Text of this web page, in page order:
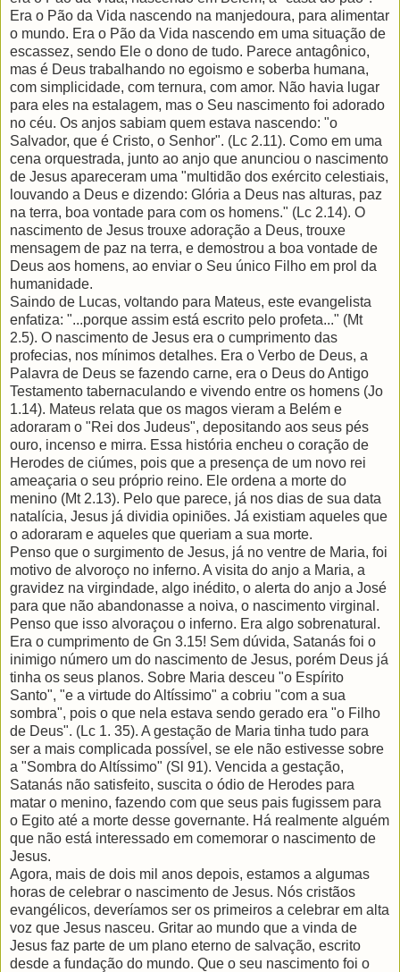
Era o Pão da Vida nascendo na manjedoura, para alimentar
o mundo. Era o Pão da Vida nascendo em uma situação de
escassez, sendo Ele o dono de tudo. Parece antagônico,
mas é Deus trabalhando no egoismo e soberba humana,
com simplicidade, com ternura, com amor. Não havia lugar
para eles na estalagem, mas o Seu nascimento foi adorado
no céu. Os anjos sabiam quem estava nascendo: "o
Salvador, que é Cristo, o Senhor". (Lc 2.11). Como em uma
cena orquestrada, junto ao anjo que anunciou o nascimento
de Jesus apareceram uma "multidão dos exército celestiais,
louvando a Deus e dizendo: Glória a Deus nas alturas, paz
na terra, boa vontade para com os homens." (Lc 2.14). O
nascimento de Jesus trouxe adoração a Deus, trouxe
mensagem de paz na terra, e demostrou a boa vontade de
Deus aos homens, ao enviar o Seu único Filho em prol da
humanidade.
Saindo de Lucas, voltando para Mateus, este evangelista
enfatiza: "...porque assim está escrito pelo profeta..." (Mt
2.5). O nascimento de Jesus era o cumprimento das
profecias, nos mínimos detalhes. Era o Verbo de Deus, a
Palavra de Deus se fazendo carne, era o Deus do Antigo
Testamento tabernaculando e vivendo entre os homens (Jo
1.14). Mateus relata que os magos vieram a Belém e
adoraram o "Rei dos Judeus", depositando aos seus pés
ouro, incenso e mirra. Essa história encheu o coração de
Herodes de ciúmes, pois que a presença de um novo rei
ameaçaria o seu próprio reino. Ele ordena a morte do
menino (Mt 2.13). Pelo que parece, já nos dias de sua data
natalícia, Jesus já dividia opiniões. Já existiam aqueles que
o adoraram e aqueles que queriam a sua morte.
Penso que o surgimento de Jesus, já no ventre de Maria, foi
motivo de alvoroço no inferno. A visita do anjo a Maria, a
gravidez na virgindade, algo inédito, o alerta do anjo a José
para que não abandonasse a noiva, o nascimento virginal.
Penso que isso alvoraçou o inferno. Era algo sobrenatural.
Era o cumprimento de Gn 3.15! Sem dúvida, Satanás foi o
inimigo número um do nascimento de Jesus, porém Deus já
tinha os seus planos. Sobre Maria desceu "o Espírito
Santo", "e a virtude do Altíssimo" a cobriu "com a sua
sombra", pois o que nela estava sendo gerado era "o Filho
de Deus". (Lc 1. 35). A gestação de Maria tinha tudo para
ser a mais complicada possível, se ele não estivesse sobre
a "Sombra do Altíssimo" (Sl 91). Vencida a gestação,
Satanás não satisfeito, suscita o ódio de Herodes para
matar o menino, fazendo com que seus pais fugissem para
o Egito até a morte desse governante. Há realmente alguém
que não está interessado em comemorar o nascimento de
Jesus.
Agora, mais de dois mil anos depois, estamos a algumas
horas de celebrar o nascimento de Jesus. Nós cristãos
evangélicos, deveríamos ser os primeiros a celebrar em alta
voz que Jesus nasceu. Gritar ao mundo que a vinda de
Jesus faz parte de um plano eterno de salvação, escrito
desde a fundação do mundo. Que o seu nascimento foi o